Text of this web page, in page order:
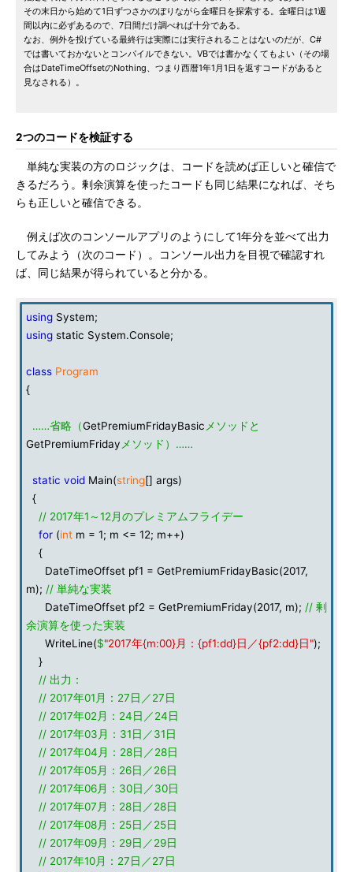
その末日から始めて1日ずつさかのぼりながら金曜日を探索する。金曜日は1週
間以内に必ずあるので、7日間だけ調べれば十分である。
なお、例外を投げている最終行は実際には実行されることはないのだが、C#
では書いておかないとコンパイルできない。VBでは書かなくてもよい（その場
合はDateTimeOffsetのNothing、つまり西暦1年1月1日を返すコードがあると
見なされる）。
2つのコードを検証する
単純な実装の方のロジックは、コードを読めば正しいと確信で
きるだろう。剰余演算を使ったコードも同じ結果になれば、そち
らも正しいと確信できる。
例えば次のコンソールアプリのようにして1年分を並べて出力
してみよう（次のコード）。コンソール出力を目視で確認すれ
ば、同じ結果が得られていると分かる。
using System;
using static System.Console;
class Program
{
……省略（GetPremiumFridayBasic メソッドと
GetPremiumFriday メソッド）……
static void Main(string[] args)
{
// 2017年1～12月のプレミアムフライデー
for (int m = 1; m <= 12; m++)
{
DateTimeOffset pf1 = GetPremiumFridayBasic(2017,
m); // 単純な実装
DateTimeOffset pf2 = GetPremiumFriday(2017, m); // 剰
余演算を使った実装
WriteLine($"2017年{m:00}月：{pf1:dd}日／{pf2:dd}日");
}
// 出力：
// 2017年01月：27日／27日
// 2017年02月：24日／24日
// 2017年03月：31日／31日
// 2017年04月：28日／28日
// 2017年05月：26日／26日
// 2017年06月：30日／30日
// 2017年07月：28日／28日
// 2017年08月：25日／25日
// 2017年09月：29日／29日
// 2017年10月：27日／27日